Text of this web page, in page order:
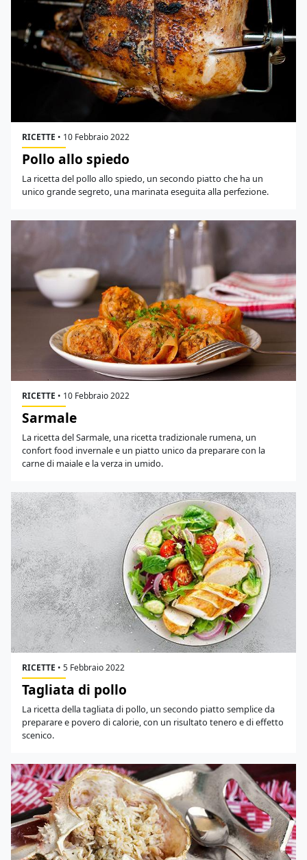
RICETTE • 10 Febbraio 2022
Pollo allo spiedo
La ricetta del pollo allo spiedo, un secondo piatto che ha un
unico grande segreto, una marinata eseguita alla perfezione.
RICETTE • 10 Febbraio 2022
Sarmale
La ricetta del Sarmale, una ricetta tradizionale rumena, un
confort food invernale e un piatto unico da preparare con la
carne di maiale e la verza in umido.
RICETTE • 5 Febbraio 2022
Tagliata di pollo
La ricetta della tagliata di pollo, un secondo piatto semplice da
preparare e povero di calorie, con un risultato tenero e di effetto
scenico.